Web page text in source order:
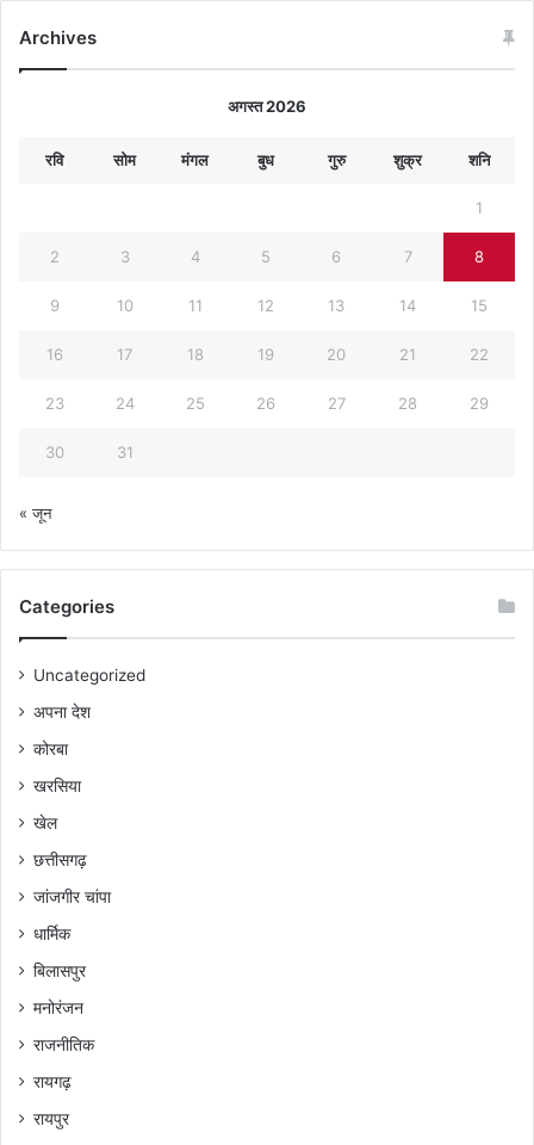
Archives
अगस्त 2026
रवि सोम मंगल बुध गुरु शुक्र शनि
1
2 3 4 5 6 7 8
9 10 11 12 13 14 15
16 17 18 19 20 21 22
23 24 25 26 27 28 29
30 31
« जून
Categories
Uncategorized
अपना देश
कोरबा
खरसिया
खेल
छत्तीसगढ़
जांजगीर चांपा
धार्मिक
बिलासपुर
मनोरंजन
राजनीतिक
रायगढ़
रायपुर